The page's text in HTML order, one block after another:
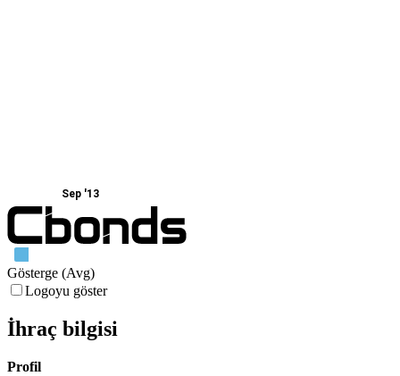
Sep '13
Gösterge (Avg)
Logoyu göster
İhraç bilgisi
Profil